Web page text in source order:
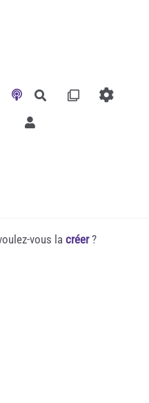
Rechercher
vous la créer?